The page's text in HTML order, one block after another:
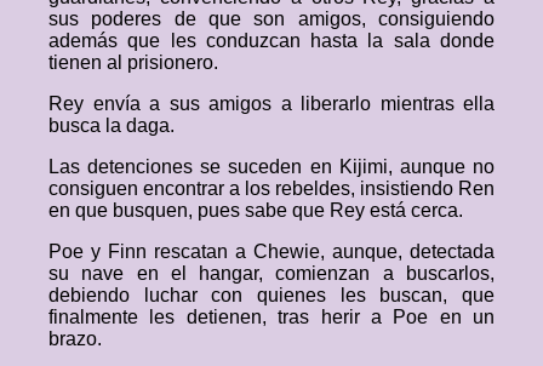
sus poderes de que son amigos, consiguiendo
además que les conduzcan hasta la sala donde
tienen al prisionero.
Rey envía a sus amigos a liberarlo mientras ella
busca la daga.
Las detenciones se suceden en Kijimi, aunque no
consiguen encontrar a los rebeldes, insistiendo Ren
en que busquen, pues sabe que Rey está cerca.
Poe y Finn rescatan a Chewie, aunque, detectada
su nave en el hangar, comienzan a buscarlos,
debiendo luchar con quienes les buscan, que
finalmente les detienen, tras herir a Poe en un
brazo.